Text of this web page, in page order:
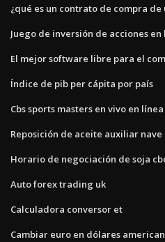
¿qué es un contrato de compra de
Juego de inversión de acciones en
El mejor software libre para el
Índice de pib per cápita por país
Cbs sports masters en vivo en línea
Reposición de aceite auxiliar nave
Horario de negociación de soja
Auto forex trading uk
Calculadora conversor et
Cambiar euro en dólares